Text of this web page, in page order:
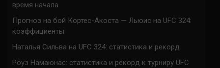
время начала
Прогноз на бой Кортес-Акоста — Льюис на UFC 324:
коэффициенты
Наталья Сильва на UFC 324: статистика и рекорд
Роуз Намаюнас: статистика и рекорд к турниру UFC